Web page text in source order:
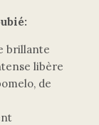
brillante
libère
de